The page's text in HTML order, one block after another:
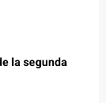
la segunda